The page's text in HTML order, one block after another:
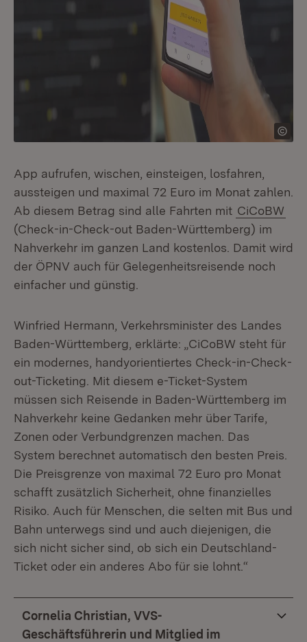
App aufrufen, wischen, einsteigen, losfahren,
aussteigen und maximal 72 Euro im Monat zahlen.
Ab diesem Betrag sind alle Fahrten mit CiCoBW
(Check-in-Check-out Baden-Württemberg) im
Nahverkehr im ganzen Land kostenlos. Damit wird
der ÖPNV auch für Gelegenheitsreisende noch
einfacher und günstig.
Winfried Hermann, Verkehrsminister des Landes
Baden-Württemberg, erklärte: „CiCoBW steht für
ein modernes, handyorientiertes Check-in-Check-
out-Ticketing. Mit diesem e-Ticket-System
müssen sich Reisende in Baden-Württemberg im
Nahverkehr keine Gedanken mehr über Tarife,
Zonen oder Verbundgrenzen machen. Das
System berechnet automatisch den besten Preis.
Die Preisgrenze von maximal 72 Euro pro Monat
schafft zusätzlich Sicherheit, ohne finanzielles
Risiko. Auch für Menschen, die selten mit Bus und
Bahn unterwegs sind und auch diejenigen, die
sich nicht sicher sind, ob sich ein Deutschland-
Ticket oder ein anderes Abo für sie lohnt.“
Cornelia Christian, VVS-
Geschäftsführerin und Mitglied im